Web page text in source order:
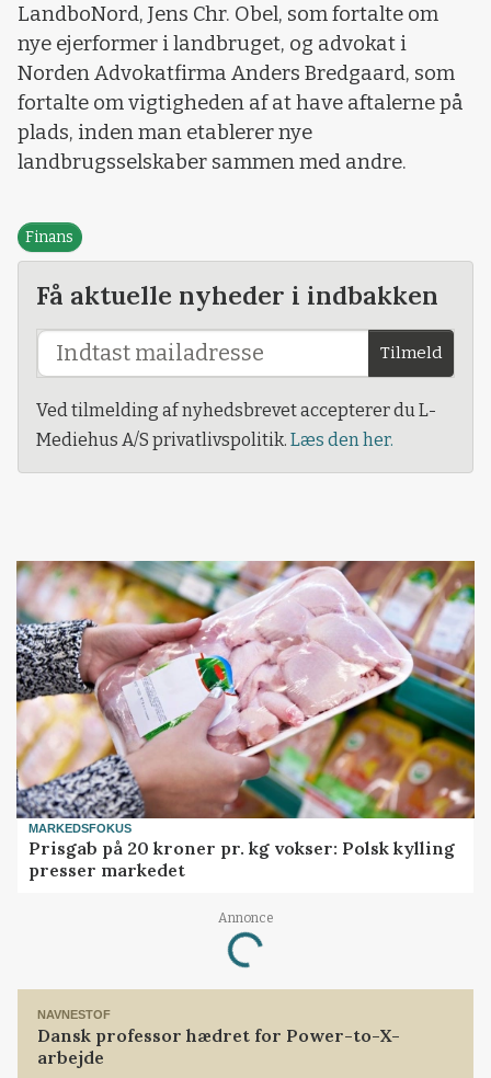
LandboNord, Jens Chr. Obel, som fortalte om
nye ejerformer i landbruget, og advokat i
Norden Advokatfirma Anders Bredgaard, som
fortalte om vigtigheden af at have aftalerne på
plads, inden man etablerer nye
landbrugsselskaber sammen med andre.
Finans
Få aktuelle nyheder i indbakken
Tilmeld
Ved tilmelding af nyhedsbrevet accepterer du L-
Mediehus A/S privatlivspolitik. Læs den her.
MARKEDSFOKUS
Prisgab på 20 kroner pr. kg vokser: Polsk kylling
presser markedet
Annonce
Loading...
NAVNESTOF
Dansk professor hædret for Power-to-X-
arbejde